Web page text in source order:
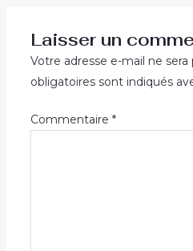
Laisser un
Votre adresse e-mail ne sera
obligatoires sont indiqués
Commentaire *